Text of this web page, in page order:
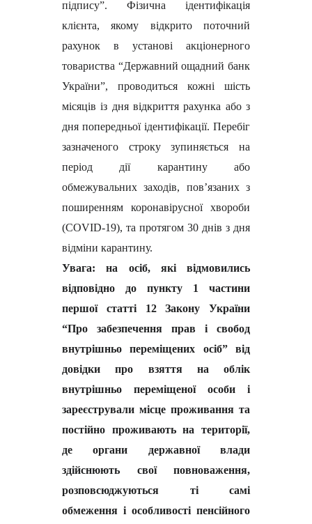
підпису”. Фізична ідентифікація
клієнта, якому відкрито поточний
рахунок в установі акціонерного
товариства “Державний ощадний банк
України”, проводиться кожні шість
місяців із дня відкриття рахунка або з
дня попередньої ідентифікації. Перебіг
зазначеного строку зупиняється на
період дії карантину або
обмежувальних заходів, пов’язаних з
поширенням коронавірусної хвороби
(COVID-19), та протягом 30 днів з дня
відміни карантину.
Увага: на осіб, які відмовились
відповідно до пункту 1 частини
першої статті 12 Закону України
“Про забезпечення прав і свобод
внутрішньо переміщених осіб” від
довідки про взяття на облік
внутрішньо переміщеної особи і
зареєстрували місце проживання та
постійно проживають на території,
де органи державної влади
здійснюють свої повноваження,
розповсюджуються ті самі
обмеження і особливості пенсійного